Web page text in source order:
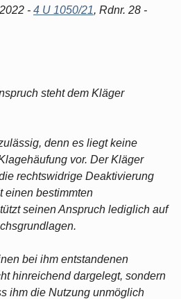
- 4 U 1050/21, Rdnr. 28 -
steht dem Kläger
denn es liegt keine
vor. Der Kläger
rechtswidrige Deaktivierung
einen bestimmten
seinen Anspruch lediglich auf
bei ihm entstandenen
hinreichend dargelegt, sondern
ihm die Nutzung unmöglich